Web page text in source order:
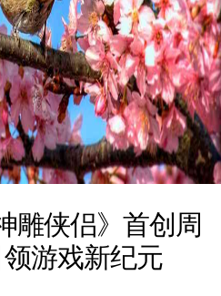
雕侠侣》首创周
游戏新纪元